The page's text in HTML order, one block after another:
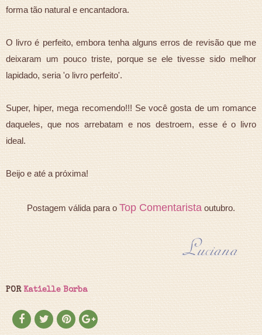
forma tão natural e encantadora.
O livro é perfeito, embora tenha alguns erros de revisão que me
deixaram um pouco triste, porque se ele tivesse sido melhor
lapidado, seria 'o livro perfeito'.
Super, hiper, mega recomendo!!! Se você gosta de um romance
daqueles, que nos arrebatam e nos destroem, esse é o livro
ideal.
Beijo e até a próxima!
Postagem válida para oTop Comentarista outubro.
POR Katielle Borba